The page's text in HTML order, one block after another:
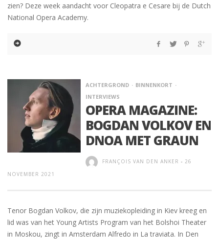
zien? Deze week aandacht voor Cleopatra e Cesare bij de Dutch
National Opera Academy.
ACHTERGROND
BINNENKORT
INTERVIEWS
OPERA MAGAZINE:
BOGDAN VOLKOV EN
DNOA MET GRAUN
FRANÇOIS VAN DEN ANKER - 26
NOVEMBER 2021
Tenor Bogdan Volkov, die zijn muziekopleiding in Kiev kreeg en
lid was van het Young Artists Program van het Bolshoi Theater
in Moskou, zingt in Amsterdam Alfredo in La traviata. In Den